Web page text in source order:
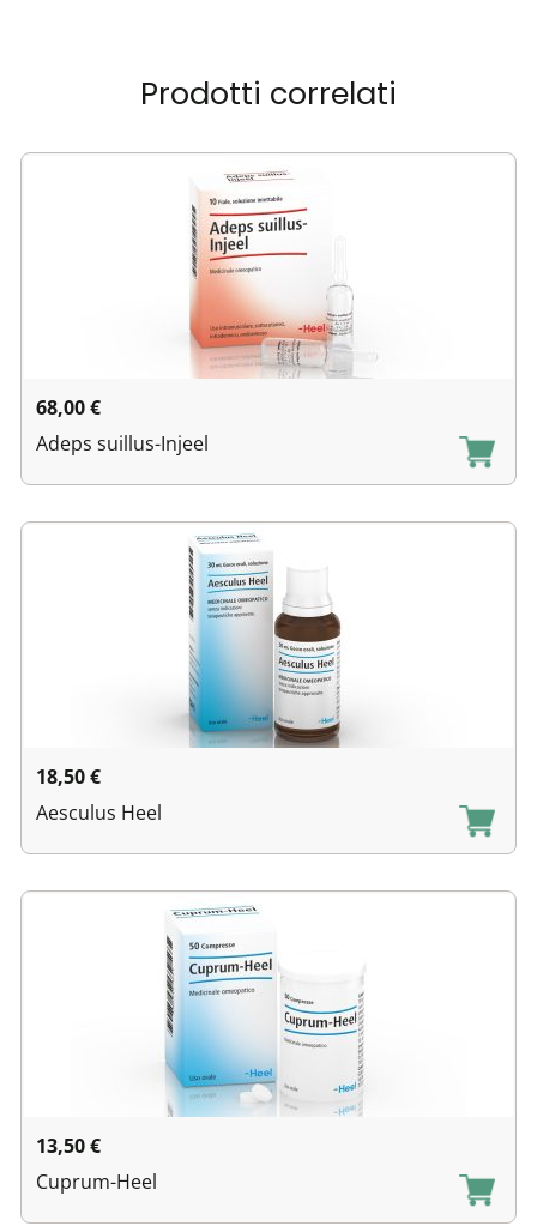
Prodotti correlati
68,00€
Adeps suillus-Injeel
18,50€
Aesculus Heel
13,50€
Cuprum-Heel